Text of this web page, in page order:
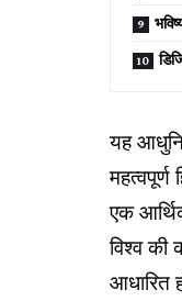
यह
एक
विश्व की
आधारित